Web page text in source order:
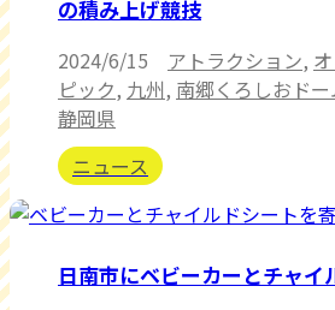
の積み上げ競技
2024/6/15 アトラクション,
ピック, 九州, 南郷くろしおドー
静岡県
ニュース
日南市にベビーカーとチャイ